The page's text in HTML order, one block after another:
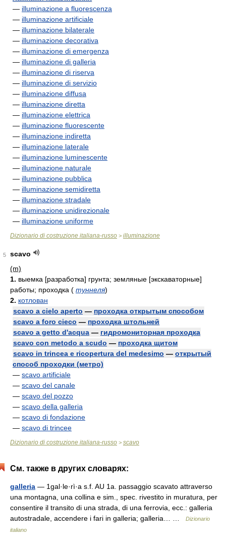
— illuminazione a fluorescenza
— illuminazione artificiale
— illuminazione bilaterale
— illuminazione decorativa
— illuminazione di emergenza
— illuminazione di galleria
— illuminazione di riserva
— illuminazione di servizio
— illuminazione diffusa
— illuminazione diretta
— illuminazione elettrica
— illuminazione fluorescente
— illuminazione indiretta
— illuminazione laterale
— illuminazione luminescente
— illuminazione naturale
— illuminazione pubblica
— illuminazione semidiretta
— illuminazione stradale
— illuminazione unidirezionale
— illuminazione uniforme
Dizionario di costruzione italiana-russo > illuminazione
5
scavo
(m)
1. выемка [разработка] грунта; земляные [экскаваторные]
работы; проходка ( туннеля)
2. котлован
scavo a cielo aperto — проходка открытым способом
scavo a foro cieco — проходка штольней
scavo a getto d'acqua — гидромониторная проходка
scavo con metodo a scudo — проходка щитом
scavo in trincea e ricopertura del medesimo — открытый
способ проходки (метро)
— scavo artificiale
— scavo del canale
— scavo del pozzo
— scavo della galleria
— scavo di fondazione
— scavo di trincee
Dizionario di costruzione italiana-russo > scavo
См. также в других словарях:
galleria — 1gal·le·rì·a s.f. AU 1a. passaggio scavato attraverso
una montagna, una collina e sim., spec. rivestito in muratura, per
consentire il transito di una strada, di una ferrovia, ecc.: galleria
autostradale, accendere i fari in galleria; galleria… …
Dizionario
italiano